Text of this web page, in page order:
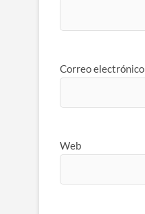
Correo electrónico
Web